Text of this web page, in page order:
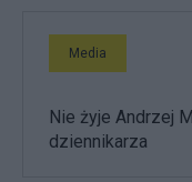
Media
Nie żyje Andrzej
dziennikarza